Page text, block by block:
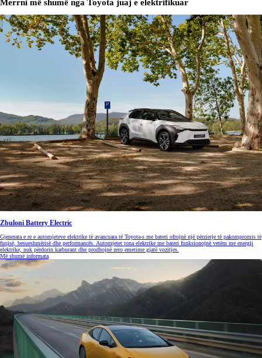
Merrni më shumë nga Toyota juaj e elektrifikuar
Zbuloni Battery Electric
Gjenerata e re e automjeteve elektrike të avancuara të Toyota-s me bateri ofrojnë një përzierje të pakompromis të
fuqisë, besueshmërisë dhe performancës. Automjetet tona elektrike me bateri funksionojnë vetëm me energji
elektrike, nuk përdorin karburant dhe prodhojnë zero emetime gjatë vozitjes.
Më shumë informata